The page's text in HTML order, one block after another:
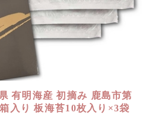
有明海産 初摘み 鹿島市第
入り 板海苔10枚入り×3袋